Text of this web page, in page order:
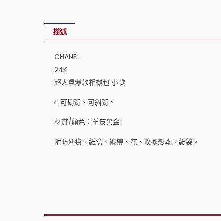
描述
CHANEL
24K
超人氣爆款相機包 小款
✅可肩背、可斜背。
材質/顏色：羊皮黑金
附防塵袋、紙盒、緞帶、花、收據影本、紙袋。